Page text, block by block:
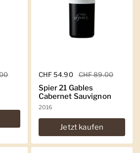
Regulärer Preis
CHF 54.90 Sale-Preis
CHF 89.00
Spier 21 Gables
Cabernet Sauvignon
2016
Jetzt kaufen